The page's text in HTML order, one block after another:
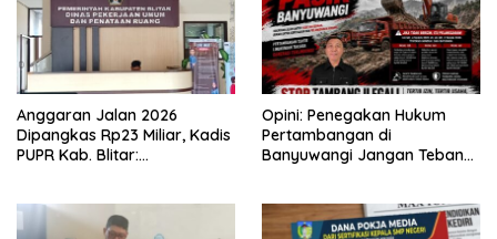
Anggaran Jalan 2026
Dipangkas Rp23 Miliar, Kadis
PUPR Kab. Blitar:
Opini: Penegakan Hukum
Pertambangan di
Banyuwangi Jangan Tebang